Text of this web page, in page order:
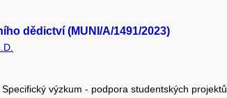
dědictví (MUNI/A/1491/2023)
výzkum - podpora studentských projektů